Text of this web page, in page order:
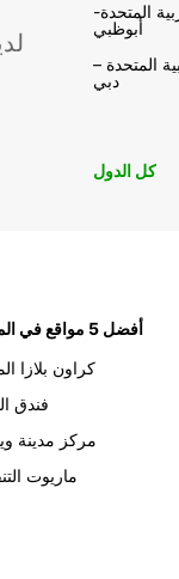
المتحدة-
أبوظبي
المتحدة –
دبي
كل الدول
أفضل 5 مواقع في المنامة
كراون بلازا
فندق
مركز مدينة
ماريوت